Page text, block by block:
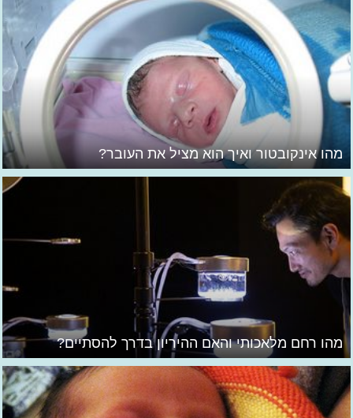
מהו אינקובטור ואיך הוא מציל את העובר?
מהו רחם מלאכותי והאם ההיריון בדרך להסתיים?